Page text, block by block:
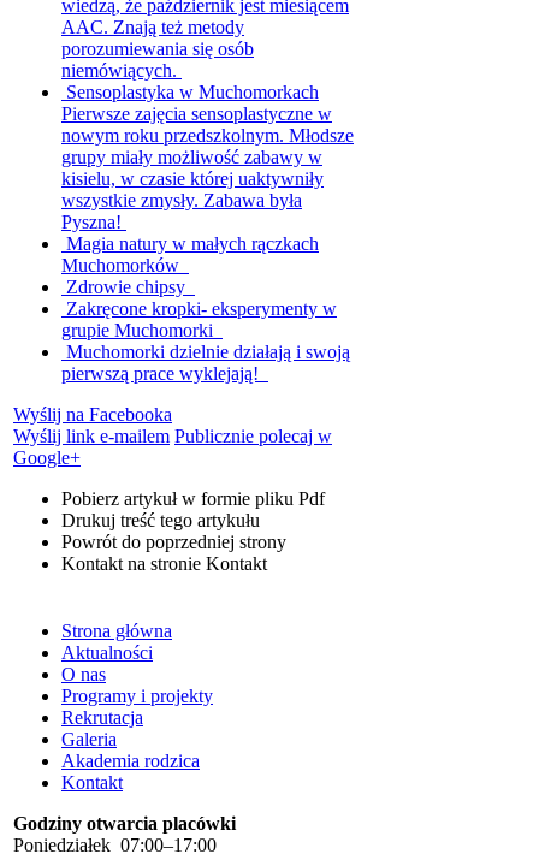
wiedzą, że październik jest miesiącem
AAC. Znają też metody
porozumiewania się osób
niemówiących.
Sensoplastyka w Muchomorkach
Pierwsze zajęcia sensoplastyczne w
nowym roku przedszkolnym. Młodsze
grupy miały możliwość zabawy w
kisielu, w czasie której uaktywniły
wszystkie zmysły. Zabawa była
Pyszna!
Magia natury w małych rączkach
Muchomorków
Zdrowie chipsy
Zakręcone kropki- eksperymenty w
grupie Muchomorki
Muchomorki dzielnie działają i swoją
pierwszą prace wyklejają!
Wyślij na Facebooka
Wyślij link e-mailem Publicznie polecaj w
Google+
Pobierz artykuł w formie pliku Pdf
Drukuj treść tego artykułu
Powrót do poprzedniej strony
Kontakt na stronie Kontakt
Strona główna
Aktualności
O nas
Programy i projekty
Rekrutacja
Galeria
Akademia rodzica
Kontakt
Godziny otwarcia placówki
Poniedziałek 07:00–17:00